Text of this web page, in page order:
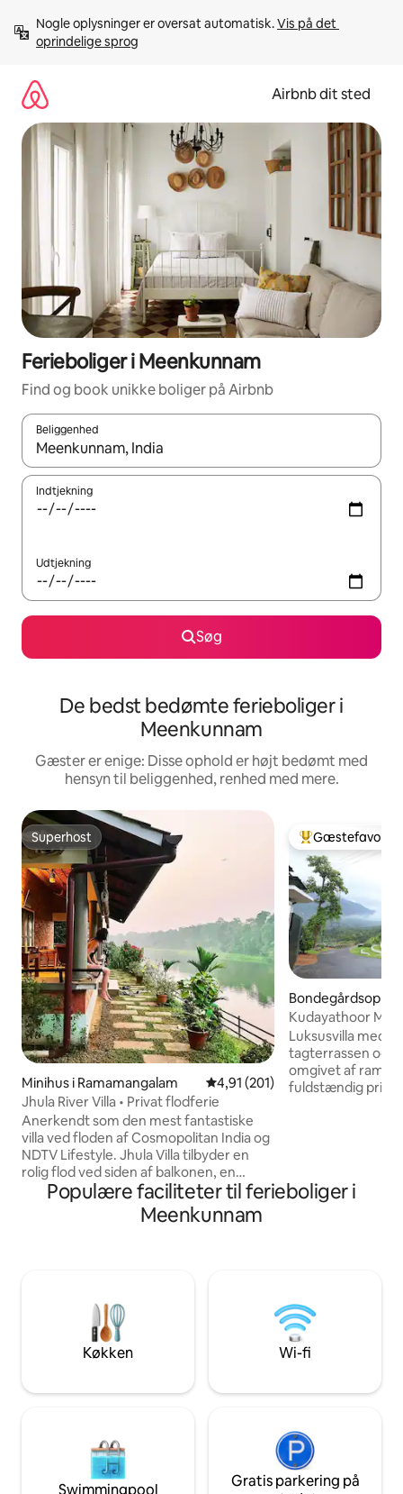
videre
Nogle oplysninger er oversat automatisk. Vis på det
oprindelige sprog
Airbnb dit sted
Ferieboliger i Meenkunnam
Find og book unikke boliger på Airbnb
Beliggenhed
Når resultaterne er tilgængelige, skal du navigere med
Indtjekning
Udtjekning
Søg
De bedst bedømte ferieboliger i
Meenkunnam
Gæster er enige: Disse ophold er højt bedømt med
hensyn til beliggenhed, renhed med mere.
Superhost
Superhost
Minihus i Ramamangalam 4,91 ud af 5 i gennemsnitlig
4,91 (201)
Jhula River Villa • Privat flodferie
Anerkendt som den mest fantastiske
villa ved floden af Cosmopolitan India og
NDTV Lifestyle. Jhula Villa tilbyder en
rolig flod ved siden af balkonen, en
strålende solnedgang og en landsby, der
føles som om tiden har stået stille,
hvilket skaber et fristed, du vil længes
forfattere eller hjemmekontor.
Beliggende 1 time fra lufthavnen og
togstationen. Bookinger forbliver
eksklusive på Airbnb uden direkte
Bedste
Gæstefavorit
m
Kudayathoor
luksusbondegård
Luksusvilla med
tagterrassen og
omgivet af
fuldstændig
Ernakulam,
arrangerer
Populære faciliteter til ferieboliger i
Meenkunnam
Køkken Wi-fi
Swimmingpool
Gratis parkering på